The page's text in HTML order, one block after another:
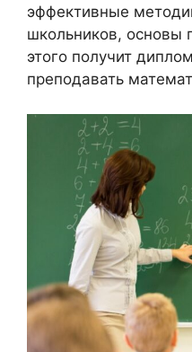
эффективные
школьников, основы
этого получит
преподавать